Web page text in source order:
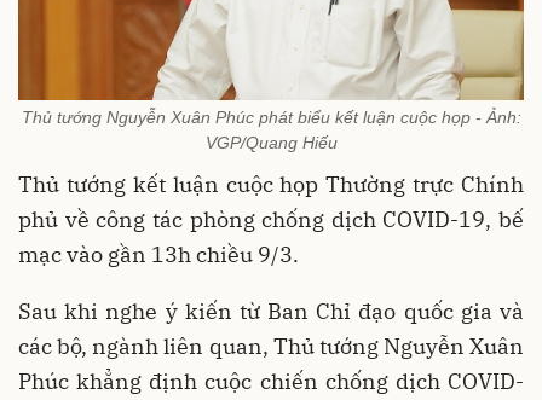
Thủ tướng Nguyễn Xuân Phúc phát biểu kết luận cuộc họp - Ảnh:
VGP/Quang Hiếu
Thủ tướng kết luận cuộc họp Thường trực Chính
phủ về công tác phòng chống dịch COVID-19, bế
mạc vào gần 13h chiều 9/3.
Sau khi nghe ý kiến từ Ban Chỉ đạo quốc gia và
các bộ, ngành liên quan, Thủ tướng Nguyễn Xuân
Phúc khẳng định cuộc chiến chống dịch COVID-